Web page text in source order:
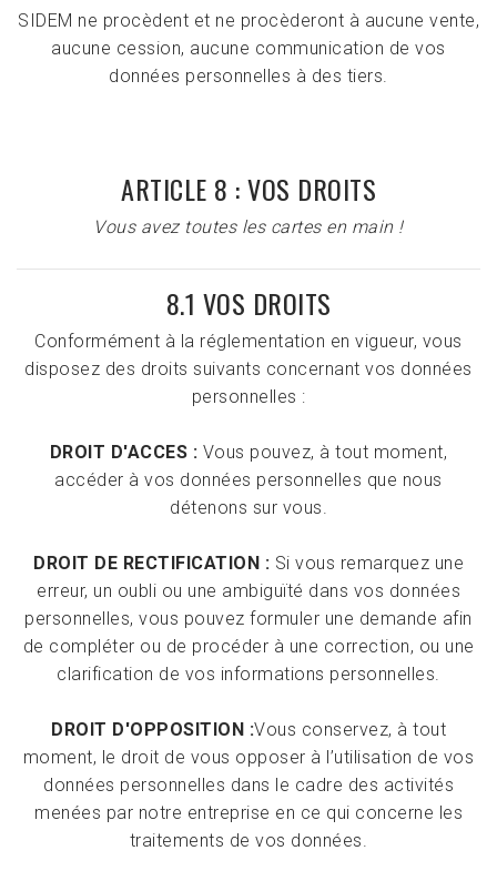
SIDEM ne procèdent et ne procèderont à aucune vente,
aucune cession, aucune communication de vos
données personnelles à des tiers.
ARTICLE 8 : VOS DROITS
Vous avez toutes les cartes en main !
8.1 VOS DROITS
Conformément à la réglementation en vigueur, vous
disposez des droits suivants concernant vos données
personnelles :
DROIT D'ACCES : Vous pouvez, à tout moment,
accéder à vos données personnelles que nous
détenons sur vous.
DROIT DE RECTIFICATION : Si vous remarquez une
erreur, un oubli ou une ambiguïté dans vos données
personnelles, vous pouvez formuler une demande afin
de compléter ou de procéder à une correction, ou une
clarification de vos informations personnelles.
DROIT D'OPPOSITION :Vous conservez, à tout
moment, le droit de vous opposer à l’utilisation de vos
données personnelles dans le cadre des activités
menées par notre entreprise en ce qui concerne les
traitements de vos données.